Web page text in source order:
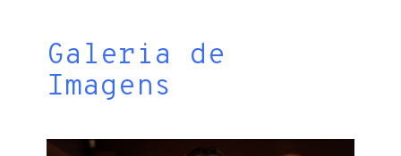
Galeria de
Imagens